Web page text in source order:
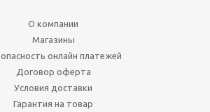
О компании
Магазины
онлайн платежей
Договор оферта
Условия доставки
Гарантия на товар